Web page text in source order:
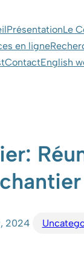
PrésentationLe
en ligne
ContactEnglish
chantier
2024